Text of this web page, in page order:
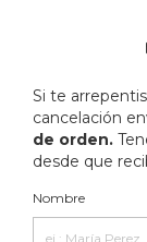
Si te
cancelación
de orden.
desde que
Nombre